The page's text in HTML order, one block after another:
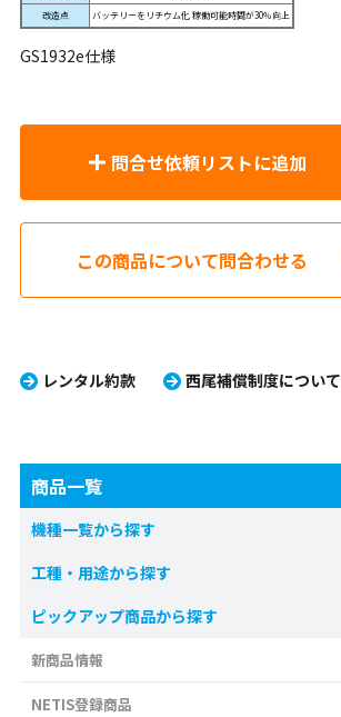
改造点
バッテリーをリチウム化 稼働可能時間が30％向上
GS1932e仕様
問合せ依頼リストに追加
この商品について問合わせる
レンタル約款 西尾補償制度について
商品一覧
機種一覧から探す
工種・用途から探す
ピックアップ商品から探す
新商品情報
NETIS登録商品